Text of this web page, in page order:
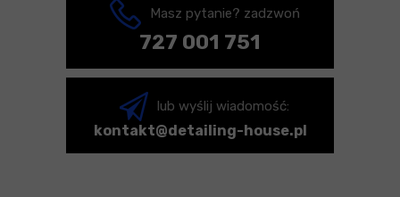
Masz pytanie? zadzwoń
727 001 751
lub wyślij wiadomość:
kontakt@detailing-house.pl